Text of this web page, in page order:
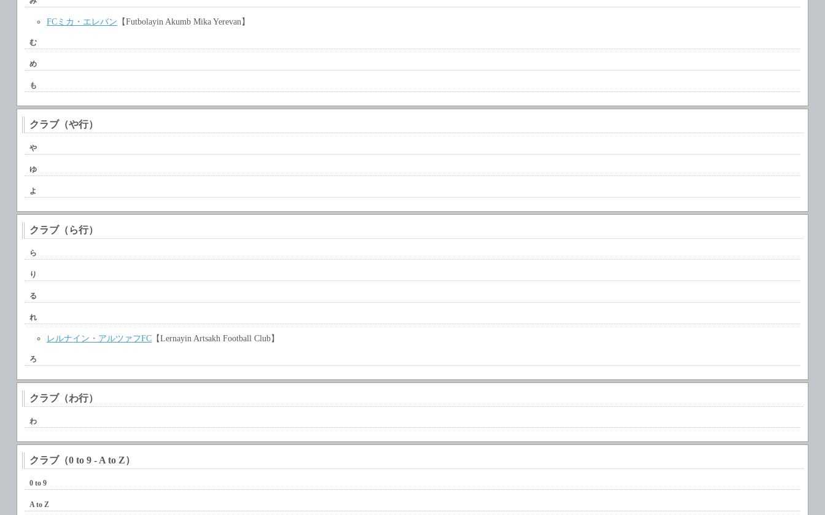
FCミカ・エレバン 【Futbolayin Akumb Mika Yerevan】
む
め
も
クラブ（や行）
や
ゆ
よ
クラブ（ら行）
ら
り
る
れ
レルナイン・アルツァフFC【Lernayin Artsakh Football Club】
ろ
クラブ（わ行）
わ
クラブ（0 to 9 - A to Z）
0 to 9
A to Z